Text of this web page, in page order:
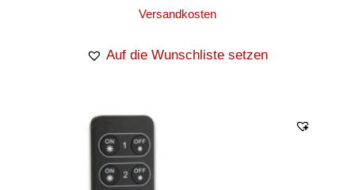
Versandkosten
Auf die Wunschliste setzen